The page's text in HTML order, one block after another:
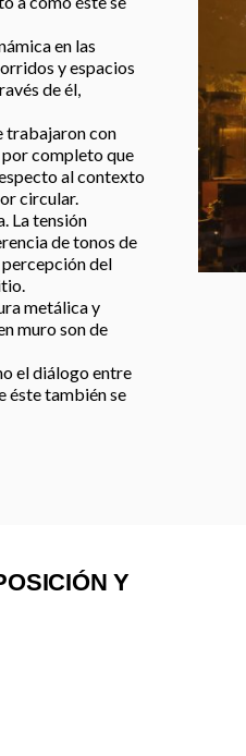
en las
y espacios
de él,
trabajaron con
completo que
al contexto
circular.
La tensión
de tonos de
del
metálica y
muro son de
el diálogo entre
éste también se
Y